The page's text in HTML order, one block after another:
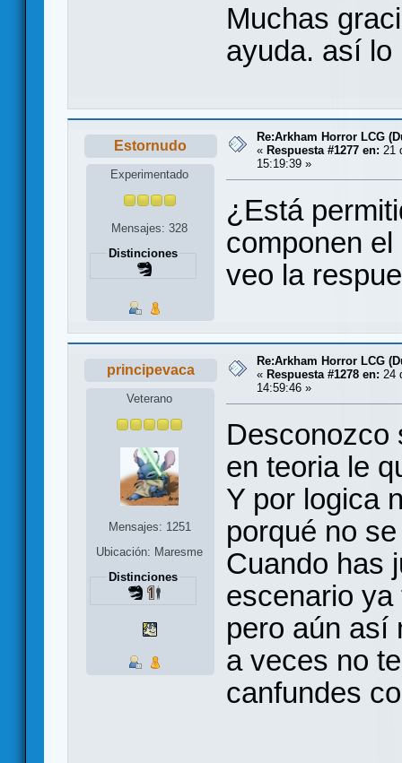
Muchas
ayuda. así lo
Estornudo
Experimentado
Mensajes: 328
Distinciones
Re:Arkham Horror LCG
« Respuesta #1277 en: 21
15:19:39 »
¿Está
componen
veo la
principevaca
Veterano
Mensajes: 1251
Ubicación: Maresme
Distinciones
Re:Arkham Horror LCG
« Respuesta #1278 en: 24
14:59:46 »
Desconozco
en teoria le
Y por logica
porqué no
Cuando has
escenario
pero aún así
a veces no
canfundes